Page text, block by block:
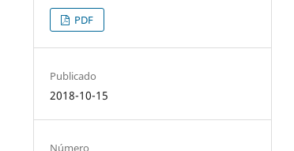
PDF
Publicado
2018-10-15
Número